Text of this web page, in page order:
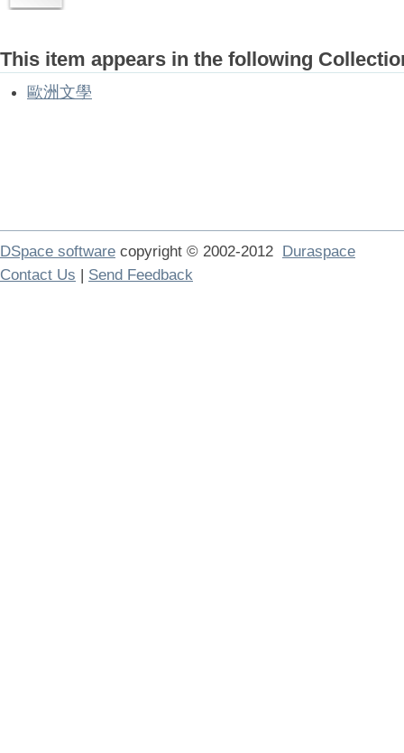
This item appears in the following
歐洲文學
DSpace software copyright © 2002-2012 Duraspace
Contact Us | Send Feedback